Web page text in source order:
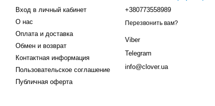
Вход в личный кабинет
О нас
Оплата и доставка
Обмен и возврат
Контактная информация
Пользовательское соглашение
Публичная оферта
+380773558989
Перезвонить вам?
Viber
Telegram
info@clover.ua